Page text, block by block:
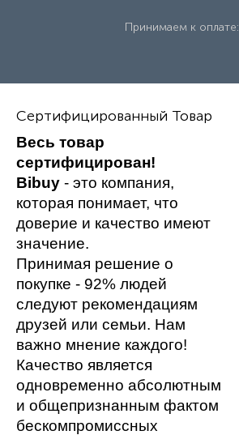
Принимаем к оплате:
Сертифицированный Товар
Весь товар
сертифицирован!
Bibuy - это компания,
которая понимает, что
доверие и качество имеют
значение.
Принимая решение о
покупке - 92% людей
следуют рекомендациям
друзей или семьи. Нам
важно мнение каждого!
Качество является
одновременно абсолютным
и общепризнанным фактом
бескомпромиссных